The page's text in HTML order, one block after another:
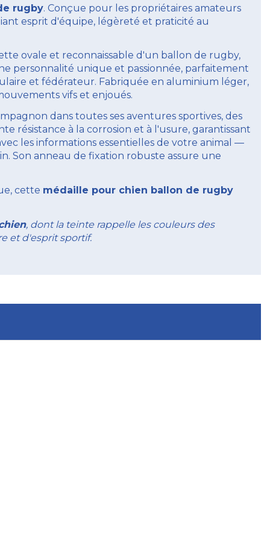
rugby. Conçue pour les propriétaires amateurs
esprit d'équipe, légèreté et praticité au
ovale et reconnaissable d'un ballon de rugby,
personnalité unique et passionnée, parfaitement
et fédérateur. Fabriquée en aluminium léger,
vifs et enjoués.
dans toutes ses aventures sportives, des
résistance à la corrosion et à l'usure, garantissant
les informations essentielles de votre animal —
Son anneau de fixation robuste assure une
cette médaille pour chien ballon de rugby
, dont la teinte rappelle les couleurs des
et d'esprit sportif.